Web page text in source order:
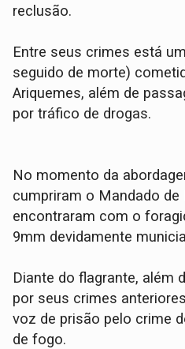
reclusão.
Entre seus crimes está
seguido de morte)
Ariquemes, além de
por tráfico de drogas.
​No momento da
cumpriram o Mandado de
encontraram com o
9mm devidamente
Diante do flagrante, além
por seus crimes
voz de prisão pelo crime
de fogo.